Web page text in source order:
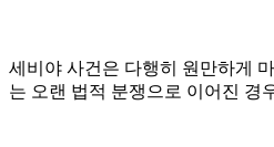
세비야 사건은 다행히 원만하게
는 오랜 법적 분쟁으로 이어진 경